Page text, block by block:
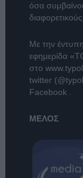
όσα
Με την
εφημερίδα
στο
twitter
Facebook .
ΜΕΛΟΣ